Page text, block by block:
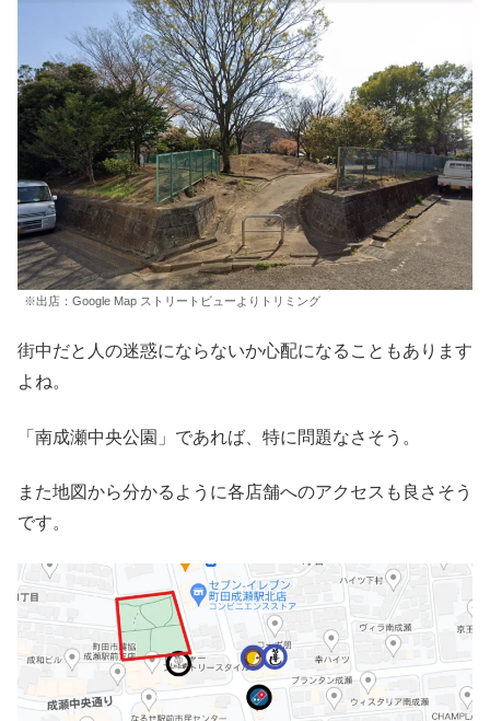
※出店：Google Map ストリートビューよりトリミング
街中だと人の迷惑にならないか心配になることもあります
よね。
「南成瀬中央公園」であれば、特に問題なさそう。
また地図から分かるように各店舗へのアクセスも良さそう
です。